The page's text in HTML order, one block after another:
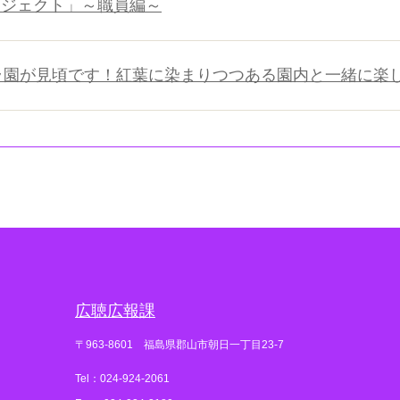
ェクト」～職員編～
園が見頃です！紅葉に染まりつつある園内と一緒に楽
広聴広報課
〒963-8601 福島県郡山市朝日一丁目23-7
Tel：024-924-2061